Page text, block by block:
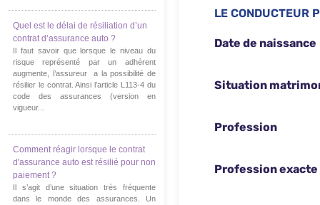
Quel est le délai de résiliation d’un
contrat d’assurance auto ?
Il faut savoir que lorsque le niveau du
risque représenté par un adhérent
augmente, l’assureur a la possibilité de
résilier le contrat. Ainsi l’article L113-4 du
code des assurances (version en
vigueur...
Comment réagir lorsque le contrat
d'assurance auto est résilié pour non
paiement ?
Il s’agit d’une situation très fréquente
dans le monde des assurances. Un